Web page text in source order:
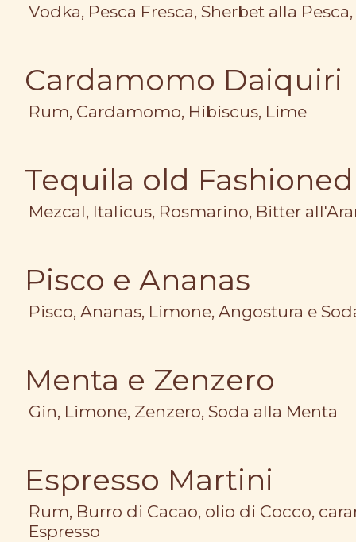
Vodka, Pesca Fresca, Sherbet alla
Cardamomo Daiquiri
Rum, Cardamomo, Hibiscus, Lime
Tequila old Fashioned
Mezcal, Italicus, Rosmarino, Bitter
Pisco e Ananas
Pisco, Ananas, Limone, Angostura e
Menta e Zenzero
Gin, Limone, Zenzero, Soda alla Menta
Espresso Martini
Rum, Burro di Cacao, olio di Cocco,
Espresso